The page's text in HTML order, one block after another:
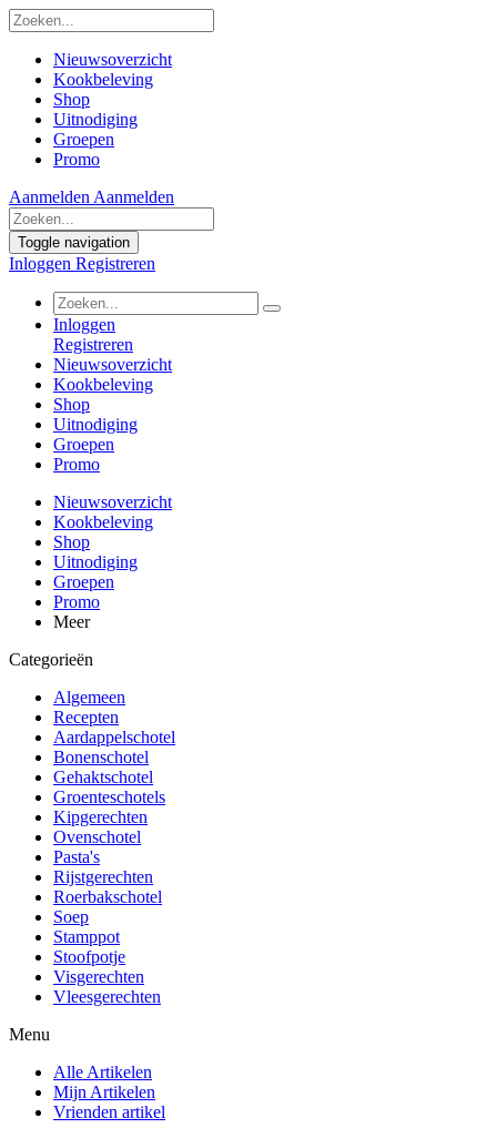
Nieuwsoverzicht
Kookbeleving
Shop
Uitnodiging
Groepen
Promo
Aanmelden Aanmelden
Toggle navigation
Inloggen Registreren
Inloggen
Registreren
Nieuwsoverzicht
Kookbeleving
Shop
Uitnodiging
Groepen
Promo
Nieuwsoverzicht
Kookbeleving
Shop
Uitnodiging
Groepen
Promo
Meer
Categorieën
Algemeen
Recepten
Aardappelschotel
Bonenschotel
Gehaktschotel
Groenteschotels
Kipgerechten
Ovenschotel
Pasta's
Rijstgerechten
Roerbakschotel
Soep
Stamppot
Stoofpotje
Visgerechten
Vleesgerechten
Menu
Alle Artikelen
Mijn Artikelen
Vrienden artikel